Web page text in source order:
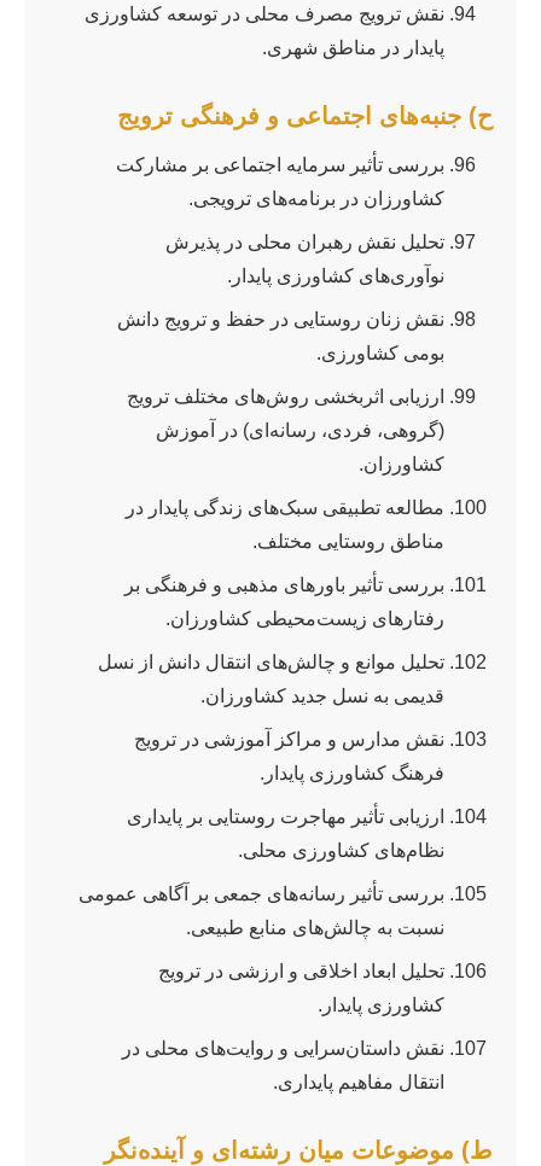
نقش ترویج مصرف محلی در توسعه کشاورزی
پایدار در مناطق شهری.
ح) جنبه‌های اجتماعی و فرهنگی ترویج
بررسی تأثیر سرمایه اجتماعی بر مشارکت
کشاورزان در برنامه‌های ترویجی.
تحلیل نقش رهبران محلی در پذیرش
نوآوری‌های کشاورزی پایدار.
نقش زنان روستایی در حفظ و ترویج دانش
بومی کشاورزی.
ارزیابی اثربخشی روش‌های مختلف ترویج
(گروهی، فردی، رسانه‌ای) در آموزش
کشاورزان.
مطالعه تطبیقی سبک‌های زندگی پایدار در
مناطق روستایی مختلف.
بررسی تأثیر باورهای مذهبی و فرهنگی بر
رفتارهای زیست‌محیطی کشاورزان.
تحلیل موانع و چالش‌های انتقال دانش از نسل
قدیمی به نسل جدید کشاورزان.
نقش مدارس و مراکز آموزشی در ترویج
فرهنگ کشاورزی پایدار.
ارزیابی تأثیر مهاجرت روستایی بر پایداری
نظام‌های کشاورزی محلی.
بررسی تأثیر رسانه‌های جمعی بر آگاهی عمومی
نسبت به چالش‌های منابع طبیعی.
تحلیل ابعاد اخلاقی و ارزشی در ترویج
کشاورزی پایدار.
نقش داستان‌سرایی و روایت‌های محلی در
انتقال مفاهیم پایداری.
ط) موضوعات میان رشته‌ای و آینده‌نگر